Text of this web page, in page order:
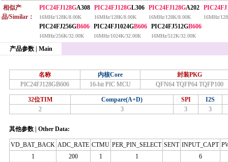
相似产
品/Similar：
PIC24FJ128GA308
16MHz/128K/8.00K
PIC24FJ128GL306
16MHz/128K/8.00K
PIC24FJ128GA202
16MHz/128K/8.00K 16MHz/
PIC24FJ256GB606
16MHz/256K/32.00K
PIC24FJ1024GB606
16MHz/1024K/32.00K
PIC24FJ512GB606
16MHz/512K/32.00K
产品参数 | Main
名称 内核Core
封装PKG
PIC24FJ128GB606
16-bit PIC MCU QFN64 TQFP64 TQFP100
32位TIM Compare(A+D) SPI
I2S
2
3 3 3
其他参数 | Other Data:
VD_BAT_BACK ADC_RATE CTMU PER_PIN_SELECT SENT INPUT_CAPT
1
200 1 1 6